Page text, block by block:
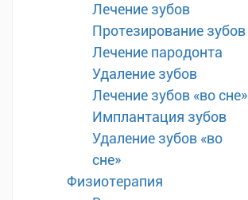
Лечение зубов
Протезирование зубов
Лечение пародонта
Удаление зубов
Лечение зубов «во сне»
Имплантация зубов
Удаление зубов «во
сне»
Физиотерапия